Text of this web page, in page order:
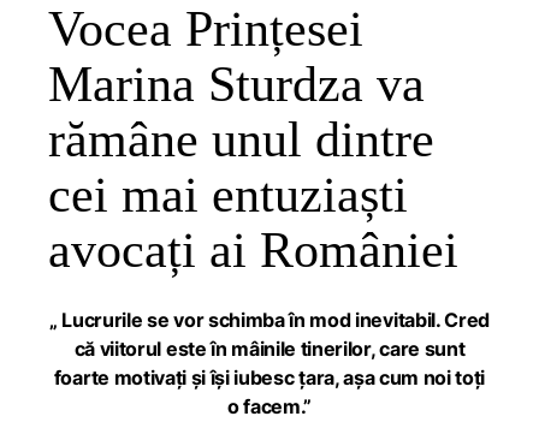
Vocea Prințesei
Marina Sturdza va
rămâne unul dintre
cei mai entuziaști
avocați ai României
„ Lucrurile se vor schimba în mod inevitabil. Cred
că viitorul este în mâinile tinerilor, care sunt
foarte motivați și își iubesc țara, așa cum noi toți
o facem.”